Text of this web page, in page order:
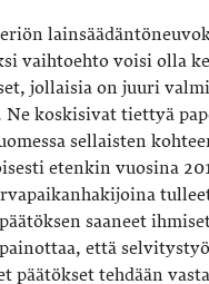
vaihtoehto voisi olla
jollaisia on juuri
Ne koskisivat tiettyä
sellaisten
etenkin vuosina
saaneet
että selvitystyö
päätökset tehdään